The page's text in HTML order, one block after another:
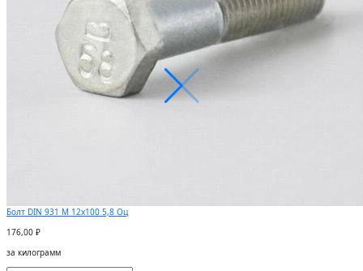
Болт DIN 931 М 12х100 5,8 Оц
176,00 ₽
за килограмм